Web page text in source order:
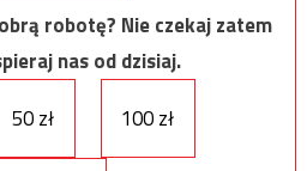
robotę? Nie czekaj zatem
nas od dzisiaj.
50 zł 100 zł